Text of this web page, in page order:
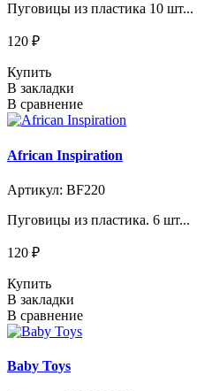
Пуговицы из пластика 10 шт...
120 ₽
Купить
В закладки
В сравнение
African Inspiration
Артикул: BF220
Пуговицы из пластика. 6 шт...
120 ₽
Купить
В закладки
В сравнение
Baby Toys